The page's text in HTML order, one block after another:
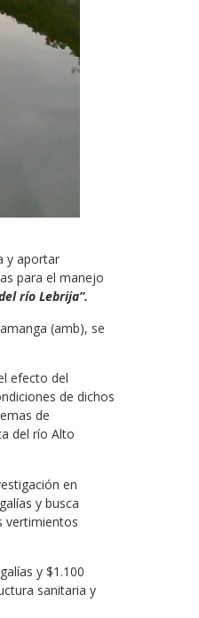
y aportar
para el manejo
río Lebrija”.
(amb), se
efecto del
de dichos
de
del río Alto
en
y busca
vertimientos
y $1.100
sanitaria y